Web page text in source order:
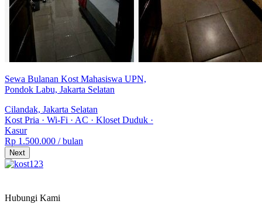
Sewa Bulanan Kost Mahasiswa UPN,
Pondok Labu, Jakarta Selatan
Cilandak, Jakarta Selatan
Kost Pria · Wi-Fi · AC · Kloset Duduk ·
Kasur
Rp 1.500.000 / bulan
Next
Hubungi Kami